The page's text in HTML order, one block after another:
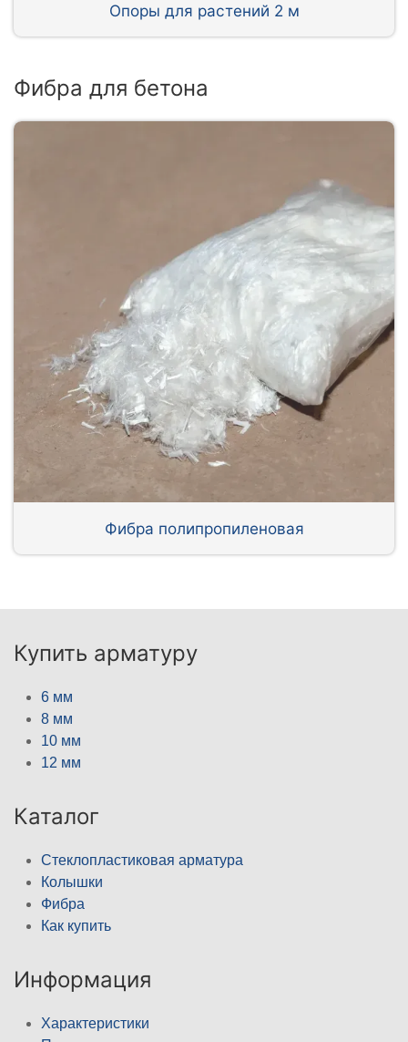
Опоры для растений 2 м
Фибра для бетона
Фибра полипропиленовая
Купить арматуру
6 мм
8 мм
10 мм
12 мм
Каталог
Стеклопластиковая арматура
Колышки
Фибра
Как купить
Информация
Характеристики